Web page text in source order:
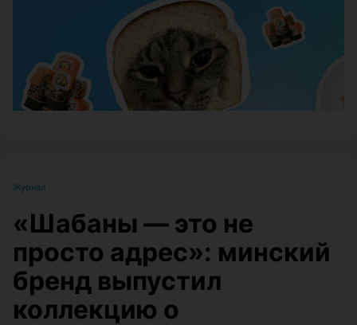
Журнал
«Шабаны — это не
просто адрес»: минский
бренд выпустил
коллекцию о